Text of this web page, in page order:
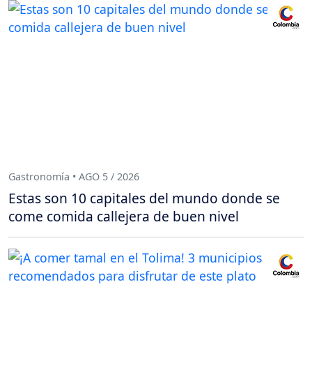
Gastronomía • AGO 5 / 2026
Estas son 10 capitales del mundo donde se
come comida callejera de buen nivel